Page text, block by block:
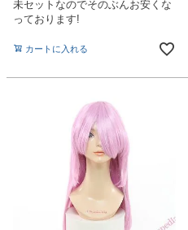
未セットなのでそのぶんお安くな
っております!
カートに入れる